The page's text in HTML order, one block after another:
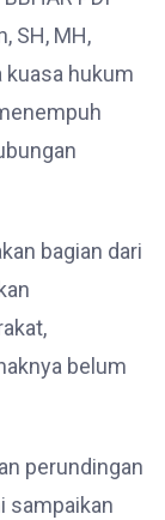
SH, MH,
kuasa hukum
bagian dari
belum
perundingan
sampaikan